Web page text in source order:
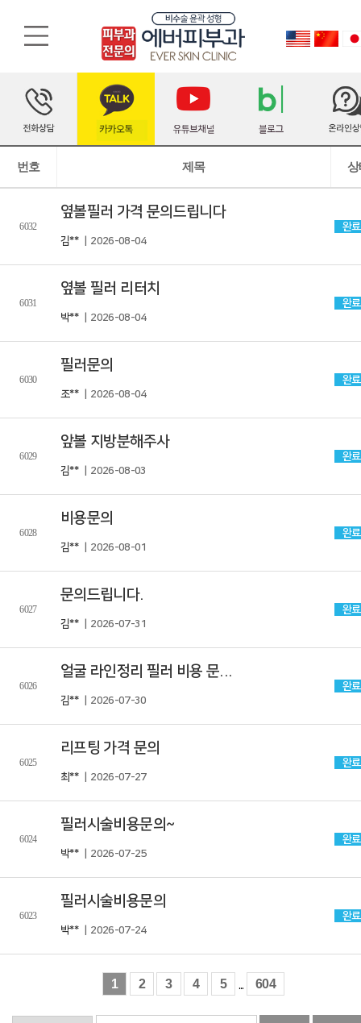
번호 제목
6032
옆볼필러 가격 문의드립니다
김** | 2026-08-04
완료
6031
옆볼 필러 리터치
박** | 2026-08-04
완료
6030
필러문의
조** | 2026-08-04
완료
6029
앞볼 지방분해주사
김** | 2026-08-03
완료
6028
비용문의
김** | 2026-08-01
완료
6027
문의드립니다.
김** | 2026-07-31
완료
6026
얼굴 라인정리 필러 비용 문...
김** | 2026-07-30
완료
6025
리프팅 가격 문의
최** | 2026-07-27
완료
6024
필러시술비용문의~
박** | 2026-07-25
완료
6023
필러시술비용문의
박** | 2026-07-24
완료
1 2 3 4 5 ... 604